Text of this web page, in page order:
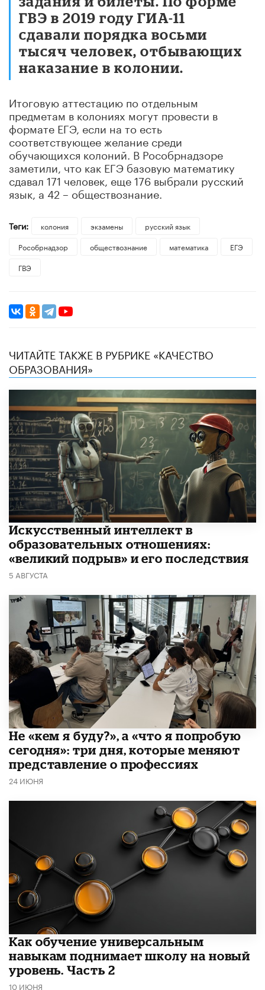
ГВЭ в 2019 году ГИА-11
сдавали порядка восьми
тысяч человек, отбывающих
наказание в колонии.
Итоговую аттестацию по отдельным
предметам в колониях могут провести в
формате ЕГЭ, если на то есть
соответствующее желание среди
обучающихся колоний. В Рособрнадзоре
заметили, что как ЕГЭ базовую математику
сдавал 171 человек, еще 176 выбрали русский
язык, а 42 – обществознание.
Теги: колония экзамены
русский язык
Рособрнадзор
обществознание математика
ЕГЭ
ГВЭ
ЧИТАЙТЕ ТАКЖЕ В РУБРИКЕ «КАЧЕСТВО
ОБРАЗОВАНИЯ»
​Искусственный интеллект в
образовательных отношениях:
«великий подрыв» и его последствия
5 АВГУСТА
Не «кем я буду?», а «что я попробую
сегодня»: три дня, которые меняют
представление о профессиях
24 ИЮНЯ
​Как обучение универсальным
навыкам поднимает школу на новый
уровень. Часть 2
10 ИЮНЯ